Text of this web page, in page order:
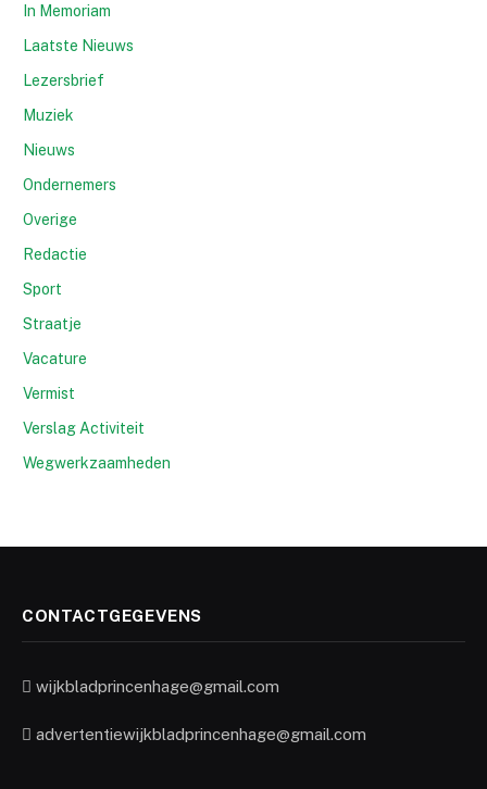
In Memoriam
Laatste Nieuws
Lezersbrief
Muziek
Nieuws
Ondernemers
Overige
Redactie
Sport
Straatje
Vacature
Vermist
Verslag Activiteit
Wegwerkzaamheden
CONTACTGEGEVENS
wijkbladprincenhage@gmail.com
advertentiewijkbladprincenhage@gmail.com